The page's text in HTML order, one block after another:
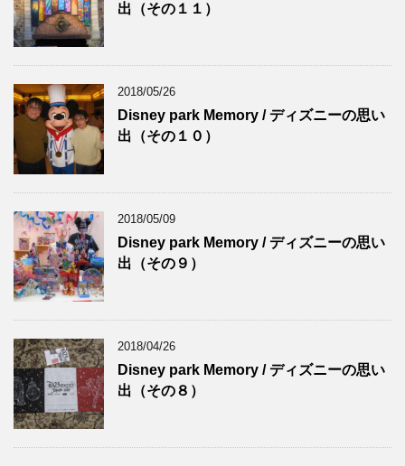
出（その１１）
2018/05/26
Disney park Memory / ディズニーの思い
出（その１０）
2018/05/09
Disney park Memory / ディズニーの思い
出（その９）
2018/04/26
Disney park Memory / ディズニーの思い
出（その８）